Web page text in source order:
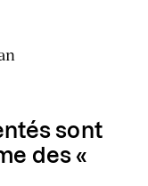
sont
des «